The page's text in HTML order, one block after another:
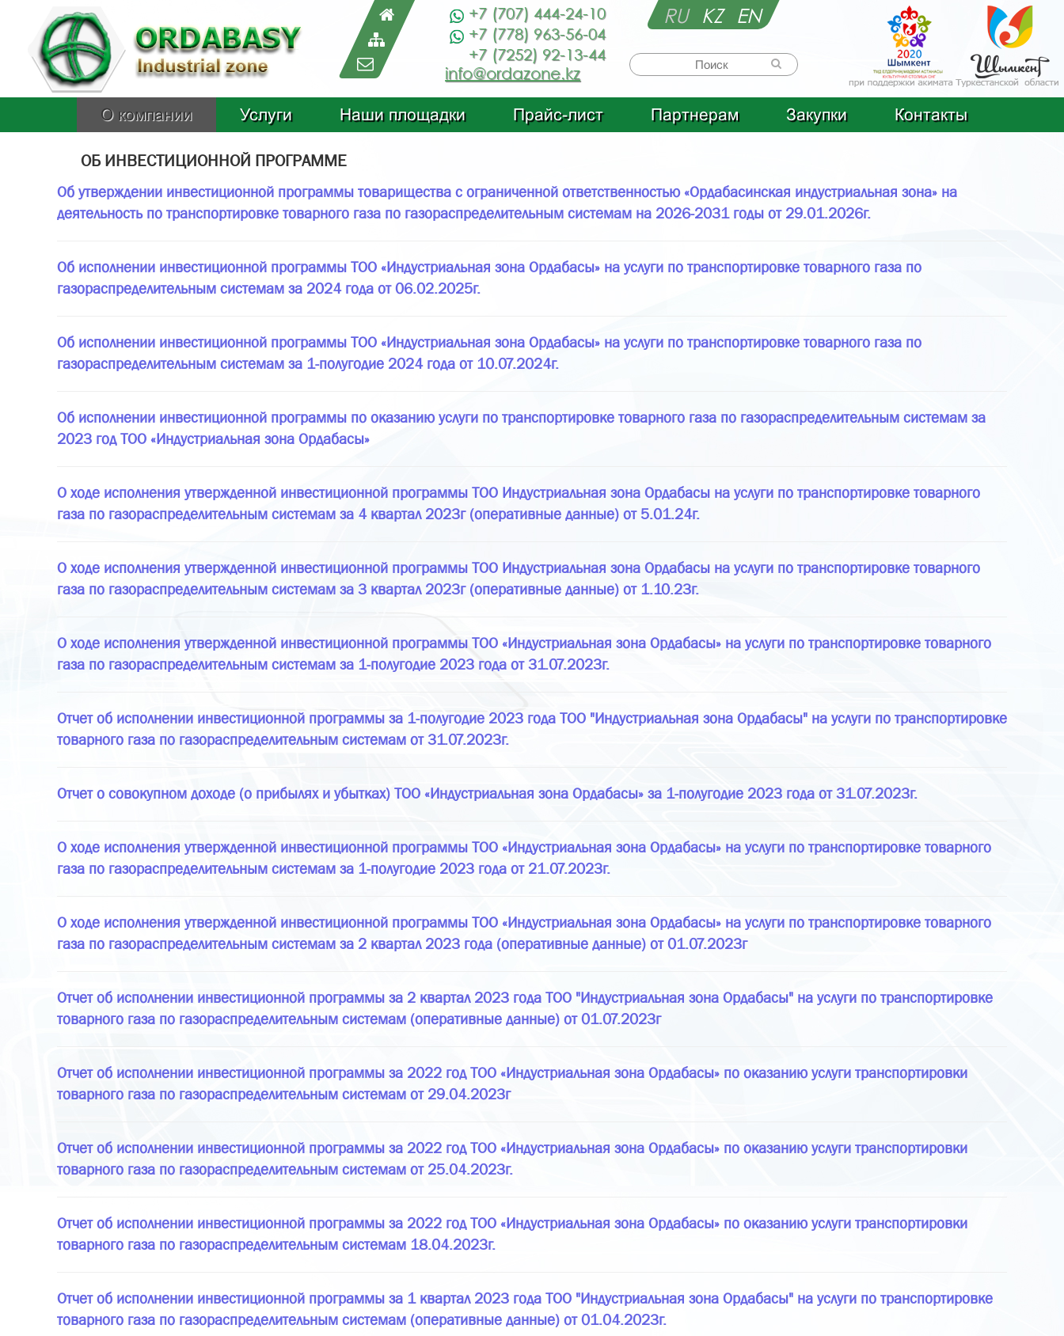
+7 (707) 444-24-10
+7 (778) 963-56-04
+7 (7252) 92-13-44
info@ordazone.kz
RU KZ EN
О компании Услуги Наши площадки Прайс-лист Партнерам Закупки Контакты
ОБ ИНВЕСТИЦИОННОЙ ПРОГРАММЕ
Об утверждении инвестиционной программы товарищества с ограниченной ответственностью «Ордабасинская индустриальная зона» на
деятельность по транспортировке товарного газа по газораспределительным системам на 2026-2031 годы от 29.01.2026г.
Об исполнении инвестиционной программы ТОО «Индустриальная зона Ордабасы» на услуги по транспортировке товарного газа по
газораспределительным системам за 2024 года от 06.02.2025г.
Об исполнении инвестиционной программы ТОО «Индустриальная зона Ордабасы» на услуги по транспортировке товарного газа по
газораспределительным системам за 1-полугодие 2024 года от 10.07.2024г.
Об исполнении инвестиционной программы по оказанию услуги по транспортировке товарного газа по газораспределительным системам за
2023 год ТОО «Индустриальная зона Ордабасы»
О ходе исполнения утвержденной инвестиционной программы ТОО Индустриальная зона Ордабасы на услуги по транспортировке товарного
газа по газораспределительным системам за 4 квартал 2023г (оперативные данные) от 5.01.24г.
О ходе исполнения утвержденной инвестиционной программы ТОО Индустриальная зона Ордабасы на услуги по транспортировке товарного
газа по газораспределительным системам за 3 квартал 2023г (оперативные данные) от 1.10.23г.
О ходе исполнения утвержденной инвестиционной программы ТОО «Индустриальная зона Ордабасы» на услуги по транспортировке товарного
газа по газораспределительным системам за 1-полугодие 2023 года от 31.07.2023г.
Отчет об исполнении инвестиционной программы за 1-полугодие 2023 года ТОО "Индустриальная зона Ордабасы" на услуги по транспортировке
товарного газа по газораспределительным системам от 31.07.2023г.
Отчет о совокупном доходе (о прибылях и убытках) ТОО «Индустриальная зона Ордабасы» за 1-полугодие 2023 года от 31.07.2023г.
О ходе исполнения утвержденной инвестиционной программы ТОО «Индустриальная зона Ордабасы» на услуги по транспортировке товарного
газа по газораспределительным системам за 1-полугодие 2023 года от 21.07.2023г.
О ходе исполнения утвержденной инвестиционной программы ТОО «Индустриальная зона Ордабасы» на услуги по транспортировке товарного
газа по газораспределительным системам за 2 квартал 2023 года (оперативные данные) от 01.07.2023г
Отчет об исполнении инвестиционной программы за 2 квартал 2023 года ТОО "Индустриальная зона Ордабасы" на услуги по транспортировке
товарного газа по газораспределительным системам (оперативные данные) от 01.07.2023г
Отчет об исполнении инвестиционной программы за 2022 год ТОО «Индустриальная зона Ордабасы» по оказанию услуги транспортировки
товарного газа по газораспределительным системам от 29.04.2023г
Отчет об исполнении инвестиционной программы за 2022 год ТОО «Индустриальная зона Ордабасы» по оказанию услуги транспортировки
товарного газа по газораспределительным системам от 25.04.2023г.
Отчет об исполнении инвестиционной программы за 2022 год ТОО «Индустриальная зона Ордабасы» по оказанию услуги транспортировки
товарного газа по газораспределительным системам 18.04.2023г.
Отчет об исполнении инвестиционной программы за 1 квартал 2023 года ТОО "Индустриальная зона Ордабасы" на услуги по транспортировке
товарного газа по газораспределительным системам (оперативные данные) от 01.04.2023г.